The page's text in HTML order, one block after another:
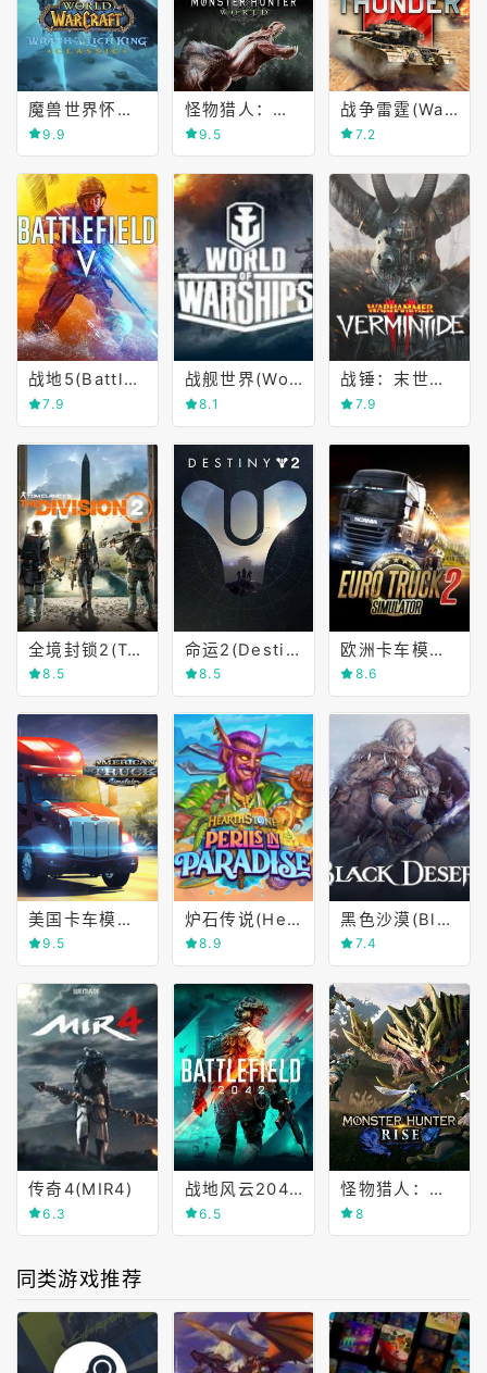
魔兽世界怀旧服(World of Warcraft Classic)
9.9
怪物猎人：世界(MONSTER HUNTER WORLD)
9.5
战争雷霆(War Thunder)
7.2
战地5(Battlefield Ⅴ)
7.9
战舰世界(World of Warships)
8.1
战锤：末世鼠疫2(Warhammer)
7.9
全境封锁2(Tom Clancy's The Division 2)
8.5
命运2(Destiny 2)
8.5
欧洲卡车模拟2(Euro Truck Simulator 2)
8.6
美国卡车模拟(American Truck Simulator)
9.5
炉石传说(Hearthstone)
8.9
黑色沙漠(Black Desert Online)
7.4
传奇4(MIR4)
6.3
战地风云2042(Battlefield 2042)
6.5
怪物猎人：崛起(Monster Hunter Rise)
8
同类游戏推荐